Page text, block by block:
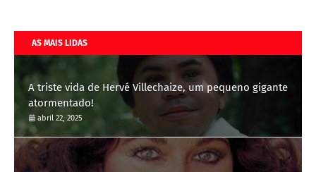
AS MAIS LIDAS
A triste vida de Hervé Villechaize, um pequeno gigante
atormentado!
abril 22, 2025